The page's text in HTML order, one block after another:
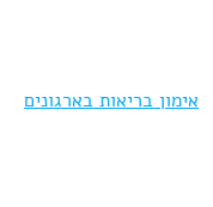
אימון בריאות בארגונים